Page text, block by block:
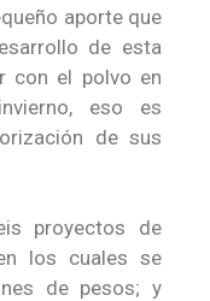
aporte que
de esta
con el polvo en
eso es
de sus
proyectos de
los cuales se
de pesos; y